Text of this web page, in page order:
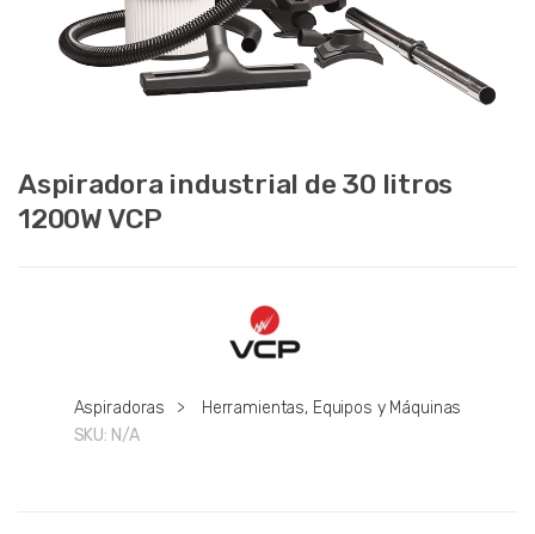
Aspiradora industrial de 30 litros
1200W VCP
Aspiradoras >
Herramientas, Equipos y Máquinas
SKU: N/A